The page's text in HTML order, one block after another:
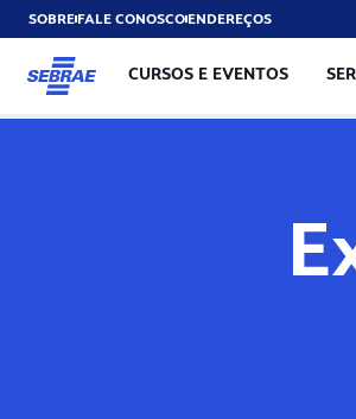
SOBREFALE CONOSCOENDEREÇOS
CURSOS E EVENTOS